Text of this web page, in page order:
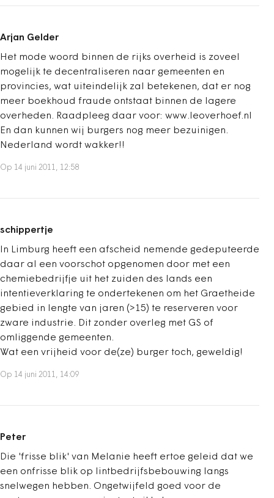
Arjan Gelder
Het mode woord binnen de rijks overheid is zoveel
mogelijk te decentraliseren naar gemeenten en
provincies, wat uiteindelijk zal betekenen, dat er nog
meer boekhoud fraude ontstaat binnen de lagere
overheden. Raadpleeg daar voor: www.leoverhoef.nl
En dan kunnen wij burgers nog meer bezuinigen.
Nederland wordt wakker!!
Op 14 juni 2011, 12:58
schippertje
In Limburg heeft een afscheid nemende gedeputeerde
daar al een voorschot opgenomen door met een
chemiebedrijfje uit het zuiden des lands een
intentieverklaring te ondertekenen om het Graetheide
gebied in lengte van jaren (>15) te reserveren voor
zware industrie. Dit zonder overleg met GS of
omliggende gemeenten.
Wat een vrijheid voor de(ze) burger toch, geweldig!
Op 14 juni 2011, 14:09
Peter
Die 'frisse blik' van Melanie heeft ertoe geleid dat we
een onfrisse blik op lintbedrijfsbebouwing langs
snelwegen hebben. Ongetwijfeld goed voor de